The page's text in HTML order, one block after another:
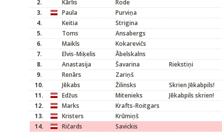
2.
Kārlis
Rode
3.
Paula
Purviņa
4.
Keitia
Strigina
5.
Toms
Ansabergs
6.
Maikls
Kokarevičs
7.
Elvis-Miķelis
Ābelskalns
8.
Anastasija Šavarina
Riekstiņi
9.
Renārs
Zariņš
10.
Jēkabs Žilinsks
Skrien Jēkabpils!
11.
Edžus Mitenieks
Jēkabpils skrien!
12.
Marks
Krafts-Roitgars
13.
Kristers
Krūmiņš
14.
Ričards
Savickis